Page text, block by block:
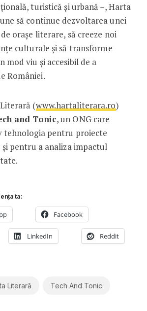
turistică și urbană –, Harta
să continue dezvoltarea unei
orașe literare, să creeze noi
culturale și să transforme
viu și accesibil de a
României.
(www.hartaliterara.ro)
and Tonic, un ONG care
tehnologia pentru proiecte
pentru a analiza impactul
ta:
Facebook
LinkedIn Reddit
Literară Tech And Tonic